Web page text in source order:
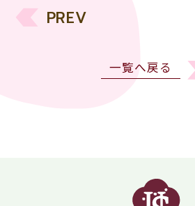
PREV
一覧へ戻る